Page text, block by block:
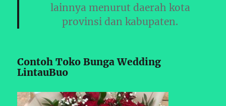
lainnya menurut daerah kota
provinsi dan kabupaten.
Contoh Toko Bunga Wedding
LintauBuo